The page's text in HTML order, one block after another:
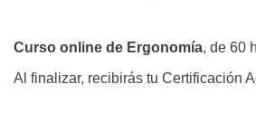
Curso online de Ergonomía, de 60
Al finalizar, recibirás tu Certificación